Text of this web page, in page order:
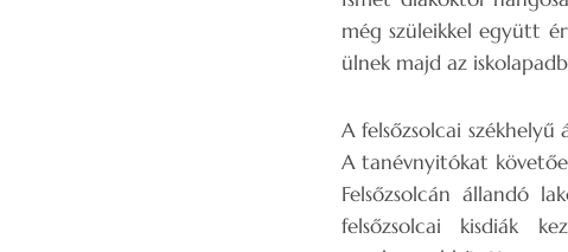
még szüleikkel együtt
ülnek majd az
A felsőzsolcai
A tanévnyitókat
Felsőzsolcán állandó
felsőzsolcai kisdiák